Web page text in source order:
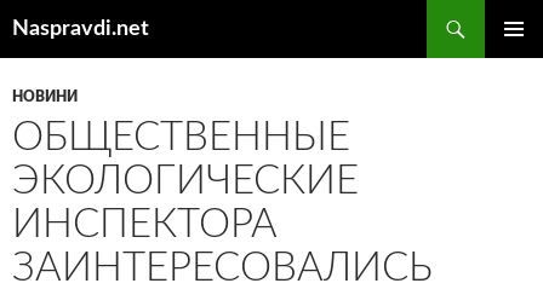
Naspravdi.net
НОВИНИ
ОБЩЕСТВЕННЫЕ
ЭКОЛОГИЧЕСКИЕ
ИНСПЕКТОРА
ЗАИНТЕРЕСОВАЛИСЬ